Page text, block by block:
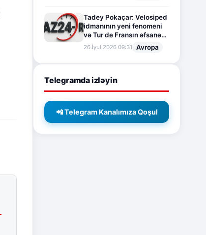
Tadey Pokaçar: Velosiped
idmanının yeni fenomeni
və Tur de Fransın əfsanəvi
səhifəsi
26.İyul.2026 09:31 Avropa
Telegramda izləyin
📲 Telegram Kanalımıza Qoşul